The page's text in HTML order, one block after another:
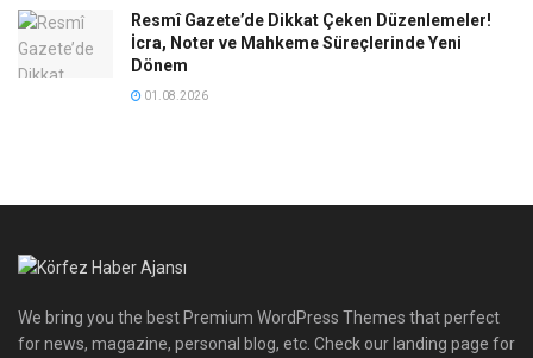
Resmî Gazete’de Dikkat Çeken Düzenlemeler!
İcra, Noter ve Mahkeme Süreçlerinde Yeni
Dönem
01.08.2026
We bring you the best Premium WordPress Themes that perfect
for news, magazine, personal blog, etc. Check our landing page for